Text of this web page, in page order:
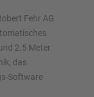
Fehr AG
2.5 Meter
das
Software